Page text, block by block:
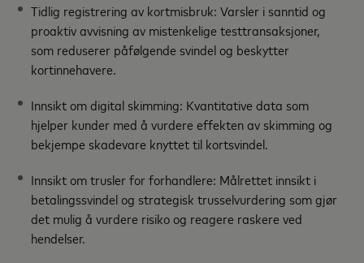
Tidlig registrering av kortmisbruk: Varsler i sanntid og
proaktiv avvisning av mistenkelige testtransaksjoner,
som reduserer påfølgende svindel og beskytter
kortinnehavere.
Innsikt om digital skimming: Kvantitative data som
hjelper kunder med å vurdere effekten av skimming og
bekjempe skadevare knyttet til kortsvindel.
Innsikt om trusler for forhandlere: Målrettet innsikt i
betalingssvindel og strategisk trusselvurdering som gjør
det mulig å vurdere risiko og reagere raskere ved
hendelser.